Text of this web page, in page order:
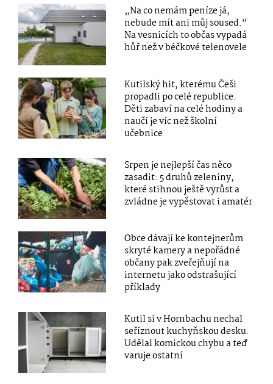
„Na co nemám peníze já,
nebude mít ani můj soused.“
Na vesnicích to občas vypadá
hůř než v béčkové telenovele
Kutilský hit, kterému Češi
propadli po celé republice.
Děti zabaví na celé hodiny a
naučí je víc než školní
učebnice
Srpen je nejlepší čas něco
zasadit: 5 druhů zeleniny,
které stihnou ještě vyrůst a
zvládne je vypěstovat i amatér
Obce dávají ke kontejnerům
skryté kamery a nepořádné
občany pak zveřejňují na
internetu jako odstrašující
příklady
Kutil si v Hornbachu nechal
seříznout kuchyňskou desku.
Udělal komickou chybu a teď
varuje ostatní